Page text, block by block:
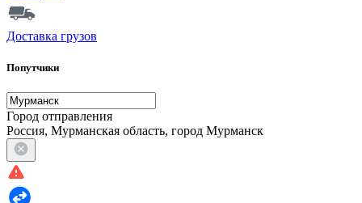
Доставка грузов
Попутчики
Город отправления
Россия, Мурманская область, город Мурманск